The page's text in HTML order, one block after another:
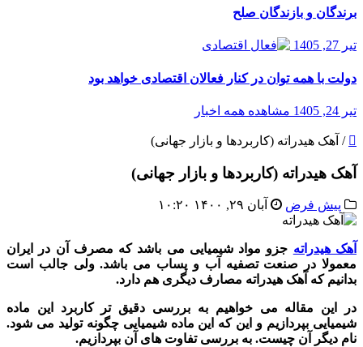
برندگان و بازندگان صلح
تیر 27, 1405
دولت با همه توان در کنار فعالان اقتصادی خواهد بود
تیر 24, 1405 مشاهده همه اخبار
/ آهک هیدراته (کاربردها و بازار جهانی)
آهک هیدراته (کاربردها و بازار جهانی)
پیش فرض آبان ۲۹, ۱۴۰۰ ۱۰:۲۰
آهک هیدراته جزو مواد شیمیایی می باشد که مصرف آن در ایران
معمولا در صنعت تصفیه آب و پساب می باشد. ولی جالب است
بدانیم که آهک هیدراته مصارف دیگری هم دارد.
در این مقاله می خواهیم به بررسی دقیق تر کاربرد این ماده
شیمیایی بپردازیم و این که این ماده شیمیایی چگونه تولید می شود.
نام دیگر آن چیست. به بررسی تفاوت های آن بپردازیم.